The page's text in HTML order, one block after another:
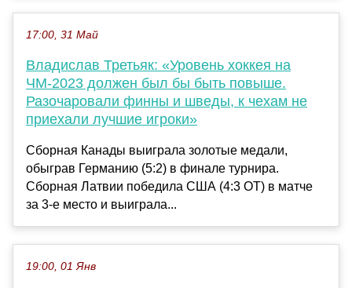
17:00, 31 Май
Владислав Третьяк: «Уровень хоккея на
ЧМ-2023 должен был бы быть повыше.
Разочаровали финны и шведы, к чехам не
приехали лучшие игроки»
Сборная Канады выиграла золотые медали,
обыграв Германию (5:2) в финале турнира.
Сборная Латвии победила США (4:3 ОТ) в матче
за 3-е место и выиграла...
19:00, 01 Янв